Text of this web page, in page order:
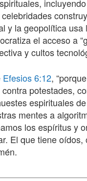
y la geopolítica
el acceso a
y cultos
Efesios 6:12,
potestades,
espirituales
mentes a
los espíritus y
El que tiene